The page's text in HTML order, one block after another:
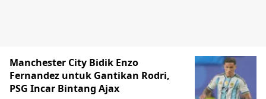
Manchester City Bidik Enzo
Fernandez untuk Gantikan Rodri,
PSG Incar Bintang Ajax